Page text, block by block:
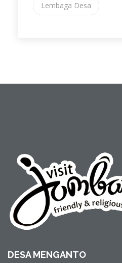
Lembaga Desa
DESA MENGANTO